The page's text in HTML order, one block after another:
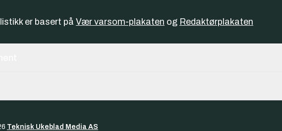
er basert på Vær varsom-plakaten og Redaktørplakaten
Teknisk Ukeblad Media AS